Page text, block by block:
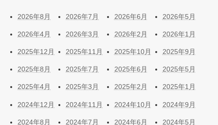
2026年8月 2026年7月 2026年6月 2026年5月
2026年4月 2026年3月 2026年2月 2026年1月
2025年12月 2025年11月 2025年10月 2025年9月
2025年8月 2025年7月 2025年6月 2025年5月
2025年4月 2025年3月 2025年2月 2025年1月
2024年12月 2024年11月 2024年10月 2024年9月
2024年8月 2024年7月 2024年6月 2024年5月